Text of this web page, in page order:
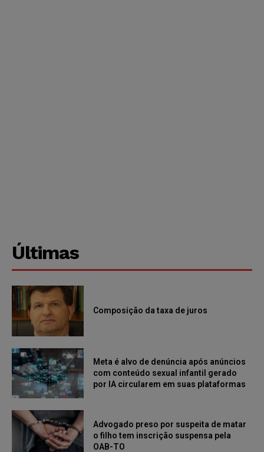
Últimas
Composição da taxa de juros
Meta é alvo de denúncia após anúncios
com conteúdo sexual infantil gerado
por IA circularem em suas plataformas
Advogado preso por suspeita de matar
o filho tem inscrição suspensa pela
OAB-TO